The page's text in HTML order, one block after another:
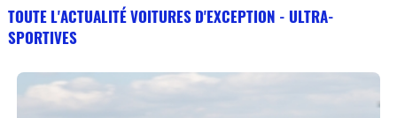
TOUTE L'ACTUALITÉ VOITURES D'EXCEPTION - ULTRA-
SPORTIVES